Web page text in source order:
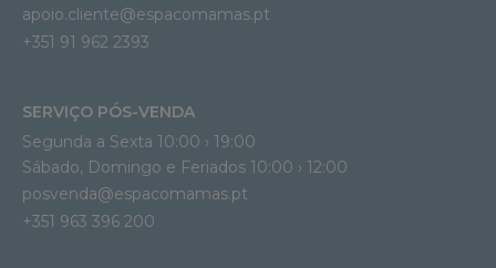
apoio.cliente@espacomamas.pt
+351 91 962 2393
SERVIÇO PÓS-VENDA
Segunda a Sexta 10:00 › 19:00
Sábado, Domingo e Feriados 10:00 › 12:00
posvenda@espacomamas.pt
+351 963 396 200